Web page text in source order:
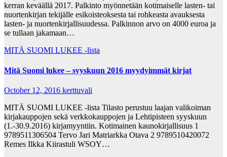
kerran keväällä 2017. Palkinto myönnetään kotimaiselle lasten- tai
nuortenkirjan tekijälle esikoisteoksesta tai rohkeasta avauksesta
lasten- ja nuortenkirjallisuudessa. Palkinnon arvo on 4000 euroa ja
se tullaan jakamaan…
MITÄ SUOMI LUKEE -lista
Mitä Suomi lukee – syyskuun 2016 myydyimmät kirjat
October 12, 2016 kerttuvali
MITÄ SUOMI LUKEE -lista Tilasto perustuu laajan valikoiman
kirjakauppojen sekä verkkokauppojen ja Lehtipisteen syyskuun
(1.-30.9.2016) kirjamyyntiin. Kotimainen kaunokirjallisuus 1
9789511306504 Tervo Jari Matriarkka Otava 2 9789510420072
Remes Ilkka Kiirastuli WSOY…